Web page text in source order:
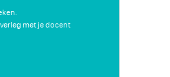
met je docent